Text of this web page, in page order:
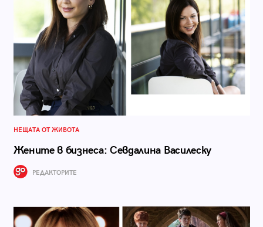
НЕЩАТА ОТ ЖИВОТА
Жените в бизнеса: Севдалина Василеску
РЕДАКТОРИТЕ